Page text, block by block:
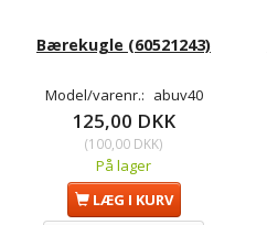
Bærekugle (60521243)
Model/varenr.: abuv40
125,00 DKK
(100,00 DKK)
På lager
LÆG I KURV